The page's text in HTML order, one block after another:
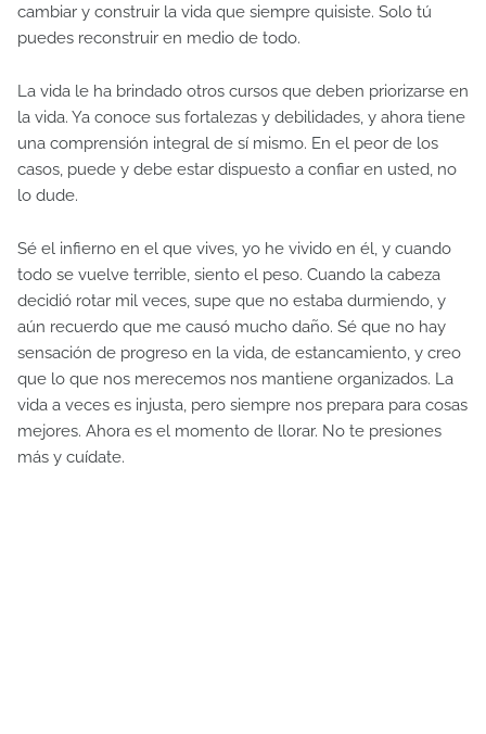
cambiar y construir la vida que siempre quisiste. Solo tú
puedes reconstruir en medio de todo.
La vida le ha brindado otros cursos que deben priorizarse en
la vida. Ya conoce sus fortalezas y debilidades, y ahora tiene
una comprensión integral de sí mismo. En el peor de los
casos, puede y debe estar dispuesto a confiar en usted, no
lo dude.
Sé el infierno en el que vives, yo he vivido en él, y cuando
todo se vuelve terrible, siento el peso. Cuando la cabeza
decidió rotar mil veces, supe que no estaba durmiendo, y
aún recuerdo que me causó mucho daño. Sé que no hay
sensación de progreso en la vida, de estancamiento, y creo
que lo que nos merecemos nos mantiene organizados. La
vida a veces es injusta, pero siempre nos prepara para cosas
mejores. Ahora es el momento de llorar. No te presiones
más y cuídate.